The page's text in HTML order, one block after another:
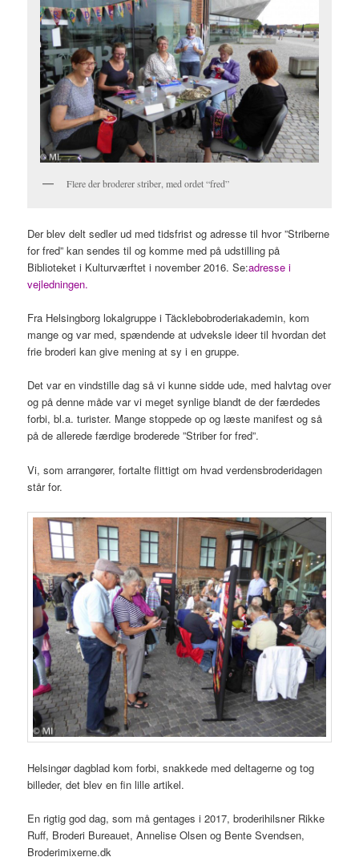
Flere der broderer striber, med ordet “fred”
Der blev delt sedler ud med tidsfrist og adresse til hvor ”Striberne
for fred” kan sendes til og komme med på udstilling på
Biblioteket i Kulturværftet i november 2016. Se:adresse i
vejledningen.
Fra Helsingborg lokalgruppe i Täcklebobroderiakademin, kom
mange og var med, spændende at udveksle ideer til hvordan det
frie broderi kan give mening at sy i en gruppe.
Det var en vindstille dag så vi kunne sidde ude, med halvtag over
og på denne måde var vi meget synlige blandt de der færdedes
forbi, bl.a. turister. Mange stoppede op og læste manifest og så
på de allerede færdige broderede ”Striber for fred”.
Vi, som arrangører, fortalte flittigt om hvad verdensbroderidagen
står for.
Helsingør dagblad kom forbi, snakkede med deltagerne og tog
billeder, det blev en fin lille artikel.
En rigtig god dag, som må gentages i 2017, broderihilsner Rikke
Ruff, Broderi Bureauet, Annelise Olsen og Bente Svendsen,
Broderimixerne.dk